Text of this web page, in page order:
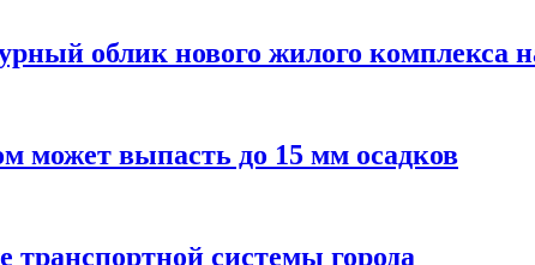
облик нового жилого комплекса
может выпасть до 15 мм осадков
транспортной системы города